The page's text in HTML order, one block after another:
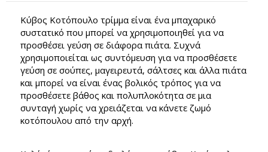
Κύβος Kοτόπουλο τρίμμα είναι ένα μπαχαρικό
συστατικό που μπορεί να χρησιμοποιηθεί για να
προσθέσει γεύση σε διάφορα πιάτα. Συχνά
χρησιμοποιείται ως συντόμευση για να προσθέσετε
γεύση σε σούπες, μαγειρευτά, σάλτσες και άλλα πιάτα
και μπορεί να είναι ένας βολικός τρόπος για να
προσθέσετε βάθος και πολυπλοκότητα σε μια
συνταγή χωρίς να χρειάζεται να κάνετε ζωμό
κοτόπουλου από την αρχή.